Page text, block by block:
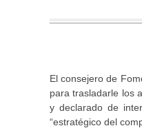
El consejero de
para trasladarle los
y declarado de
“estratégico del